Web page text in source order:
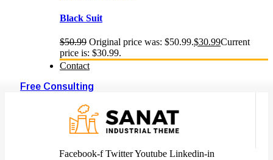
Black Suit
$50.99 Original price was: $50.99.$30.99Current
price is: $30.99.
Contact
Free Consulting
Facebook-f Twitter Youtube Linkedin-in